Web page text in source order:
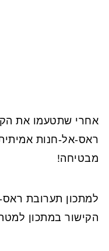
אחרי שתטעמו את
ראס-אל-חנות
מבטיחה!
למתכון תערובת
הקישור במתכון